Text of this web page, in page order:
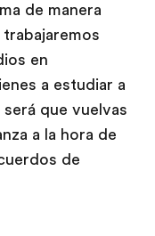
de manera
en
a estudiar a
que vuelvas
a la hora de
de